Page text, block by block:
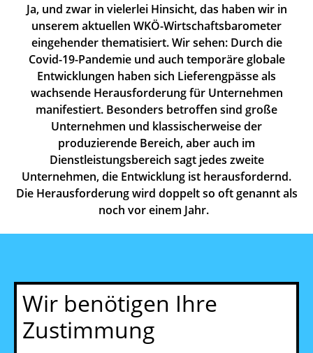
Ja, und zwar in vielerlei Hinsicht, das haben wir in
unserem aktuellen WKÖ-Wirtschaftsbarometer
eingehender thematisiert. Wir sehen: Durch die
Covid-19-Pandemie und auch temporäre globale
Entwicklungen haben sich Lieferengpässe als
wachsende Herausforderung für Unternehmen
manifestiert. Besonders betroffen sind große
Unternehmen und klassischerweise der
produzierende Bereich, aber auch im
Dienstleistungsbereich sagt jedes zweite
Unternehmen, die Entwicklung ist herausfordernd.
Die Herausforderung wird doppelt so oft genannt als
noch vor einem Jahr.
Wir benötigen Ihre
Zustimmung